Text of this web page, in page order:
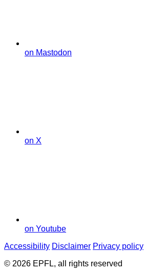
on Mastodon
on X
on Youtube
Accessibility Disclaimer Privacy policy
© 2026 EPFL, all rights reserved